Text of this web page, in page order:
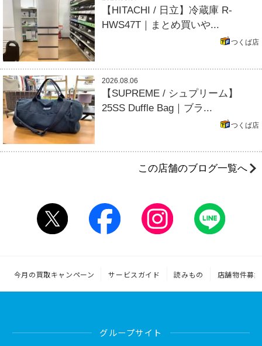
【HITACHI / 日立】冷蔵庫 R-
HWS47T｜まとめ買いや...
つくば店
2026.08.06
【SUPREME / シュプリーム】
25SS Duffle Bag｜ブラ...
つくば店
この店舗のブログ一覧へ
今月の買取キャンペーン サービスガイド 読みもの 店舗物件募集
グループサイト